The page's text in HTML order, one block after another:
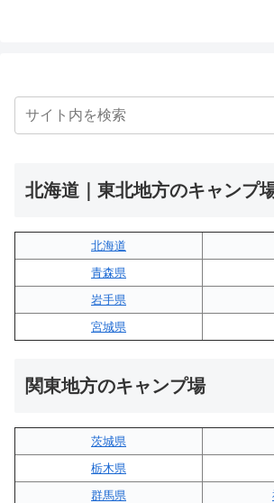
北海道｜東北地方のキャンプ
北海道
青森県
岩手県
宮城県
関東地方のキャンプ場
茨城県
栃木県
群馬県